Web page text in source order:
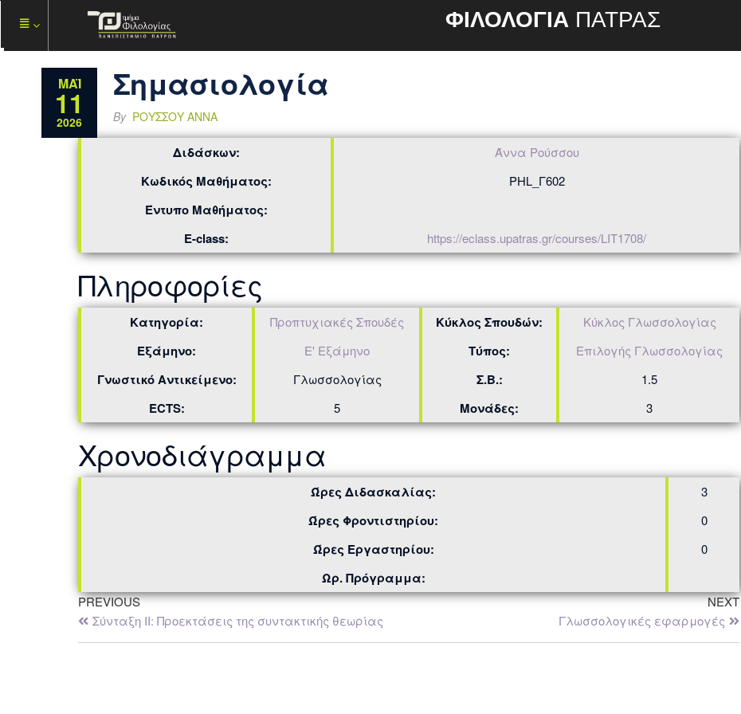
ΦΙΛΟΛΟΓΙΑ ΠΑΤΡΑΣ
ΜΆΙ
11
2026
Σημασιολογία
By ΡΟΎΣΣΟΥ ΆΝΝΑ
Διδάσκων: Άννα Ρούσσου
Κωδικός Μαθήματος: PHL_Γ602
Έντυπο Μαθήματος:
E-class:
https://eclass.upatras.gr/courses/LIT1708/
Πληροφορίες
Κατηγορία: Προπτυχιακές Σπουδές Κύκλος Σπουδών: Κύκλος Γλωσσολογίας
Εξάμηνο: Ε' Εξάμηνο Τύπος: Επιλογής Γλωσσολογίας
Γνωστικό Αντικείμενο: Γλωσσολογίας Σ.Β.: 1.5
ECTS: 5 Μονάδες: 3
Χρονοδιάγραμμα
Ώρες Διδασκαλίας: 3
Ώρες Φροντιστηρίου: 0
Ώρες Εργαστηρίου: 0
Ωρ. Πρόγραμμα:
PREVIOUS
Σύνταξη ΙΙ: Προεκτάσεις της συντακτικής θεωρίας
NEXT
Γλωσσολογικές εφαρμογές